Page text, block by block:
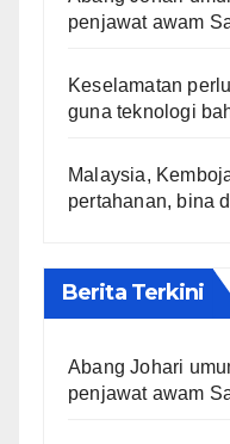
penjawat awam
Keselamatan
guna teknologi
Malaysia,
pertahanan, bina
Berita Terkini
Abang Johari
penjawat awam